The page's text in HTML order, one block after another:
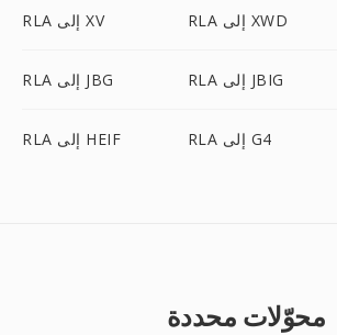
RLA إلى XV RLA إلى XWD
RLA إلى JBG RLA إلى JBIG
RLA إلى HEIF RLA إلى G4
محوّلات محددة